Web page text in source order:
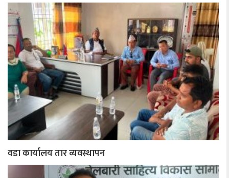
वडा कार्यालय तार व्यवस्थापन